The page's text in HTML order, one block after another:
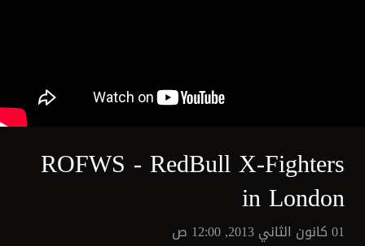
ROFWS - RedBull X-Fighters
in London
01 كانون الثاني 2013, 12:00 ص